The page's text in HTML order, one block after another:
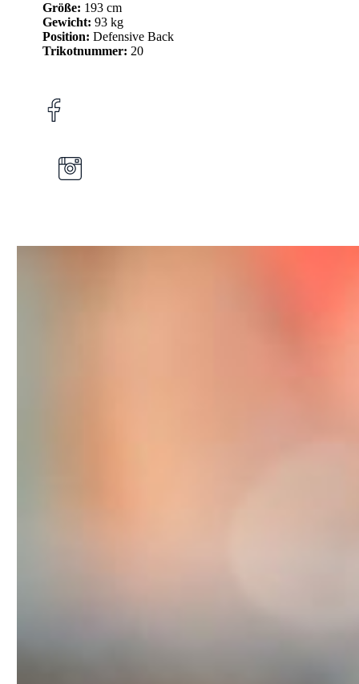
Größe: 193 cm
Gewicht: 93 kg
Position: Defensive Back
Trikotnummer: 20